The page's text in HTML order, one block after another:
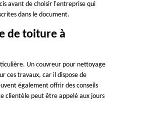
avant de choisir l'entreprise qui
dans le document.
de toiture à
Un couvreur pour nettoyage
ces travaux, car il dispose de
également offrir des conseils
clientèle peut être appelé aux jours